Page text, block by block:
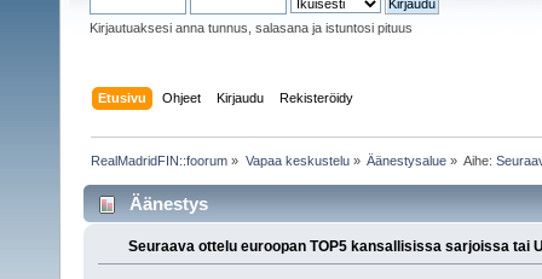
Kirjautuaksesi anna tunnus, salasana ja istuntosi pituus
Etusivu Ohjeet Kirjaudu Rekisteröidy
RealMadridFIN::foorum » Vapaa keskustelu» Äänestysalue» Aihe:
Äänestys
Seuraava ottelu euroopan TOP5 kansallisissa sarjoissa tai